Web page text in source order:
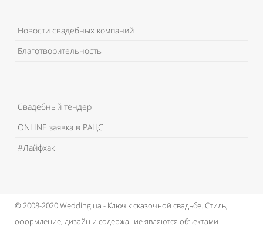
Новости свадебных компаний
Благотворительность
Свадебный тендер
ONLINE заявка в РАЦС
#Лайфхак
© 2008-2020 Wedding.ua - Ключ к сказочной свадьбе. Стиль,
оформление, дизайн и содержание являются объектами